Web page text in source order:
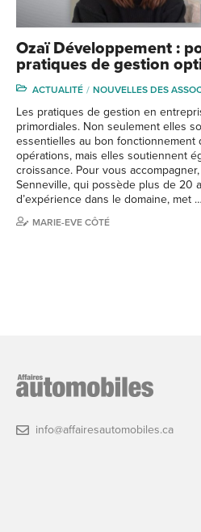
Ozaï Développement :
pratiques de gestion
ACTUALITÉ NOUVELLES DES
Les pratiques de gestion en
primordiales. Non seulement elles
essentielles au bon fonctionnement
opérations, mais elles soutiennent
croissance. Pour vous
Senneville, qui possède plus de 20
d’expérience dans le domaine, met …
MARIE-EVE CÔTÉ
info@affairesautomobiles.ca